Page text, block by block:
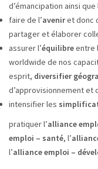
d’émancipation ainsi
faire de l’aveniret donc
partager et élaborer
assurer l’équilibreentre
worldwide de nos
esprit, diversifier
d’approvisionnement et
intensifier les
pratiquer l’alliance
emploi – santé, l’
l’alliance emploi –